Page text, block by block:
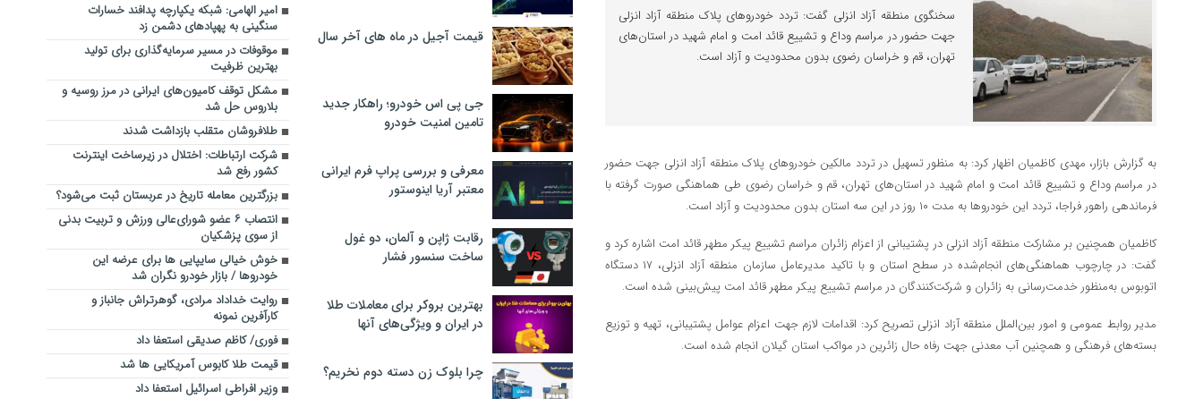
سخنگوی منطقه آزاد انزلی گفت: تردد خودروهای پلاک منطقه آزاد انزلی
جهت حضور در مراسم وداع و تشییع قائد امت و امام شهید در استان‌های
تهران، قم و خراسان رضوی بدون محدودیت و آزاد است.
به گزارش بازار، مهدی کاظمیان اظهار کرد: به منظور تسهیل در تردد مالکین خودروهای پلاک منطقه آزاد انزلی جهت حضور
در مراسم وداع و تشییع قائد امت و امام شهید در استان‌های تهران، قم و خراسان رضوی طی هماهنگی صورت گرفته با
فرماندهی راهور فراجا، تردد این خودروها به مدت ۱۰ روز در این سه استان بدون محدودیت و آزاد است.
کاظمیان همچنین بر مشارکت منطقه آزاد انزلی در پشتیبانی از اعزام زائران مراسم تشییع پیکر مطهر قائد امت اشاره کرد و
گفت: در چارچوب هماهنگی‌های انجام‌شده در سطح استان و با تاکید مدیرعامل سازمان منطقه آزاد انزلی، ۱۷ دستگاه
اتوبوس به‌منظور خدمت‌رسانی به زائران و شرکت‌کنندگان در مراسم تشییع پیکر مطهر قائد امت پیش‌بینی شده است.
مدیر روابط عمومی و امور بین‌الملل منطقه آزاد انزلی تصریح کرد: اقدامات لازم جهت اعزام عوامل پشتیبانی، تهیه و توزیع
بسته‌های فرهنگی و همچنین آب معدنی جهت رفاه حال زائرین در مواکب استان گیلان انجام شده است.
قیمت آجیل در ماه های آخر سال
جی پی اس خودرو؛ راهکار جدید
تامین امنیت خودرو
معرفی و بررسی پراپ فرم ایرانی
معتبر آریا اینوستور
رقابت ژاپن و آلمان، دو غول
ساخت سنسور فشار
بهترین بروکر برای معاملات طلا
در ایران و ویژگی‌های آنها
چرا بلوک زن دسته دوم نخریم؟
امیر الهامی: شبکه یکپارچه پدافند خسارات
سنگینی به پهپادهای دشمن زد
موقوفات در مسیر سرمایه‌گذاری برای تولید
بهترین ظرفیت
مشکل توقف کامیون‌های ایرانی در مرز روسیه و
بلاروس حل شد
طلافروشان متقلب بازداشت شدند
شرکت ارتباطات: اختلال در زیرساخت اینترنت
کشور رفع شد
بزرگترین معامله تاریخ در عربستان ثبت می‌شود؟
انتصاب ۶ عضو شورای‌عالی ورزش و تربیت بدنی
از سوی پزشکیان
خوش خیالی سایپایی ها برای عرضه این
خودروها / بازار خودرو نگران شد
روایت خداداد مرادی، گوهرتراش جانباز و
کارآفرین نمونه
فوری/ کاظم صدیقی استعفا داد
قیمت طلا کابوس آمریکایی ها شد
وزیر افراطی اسرائیل استعفا داد